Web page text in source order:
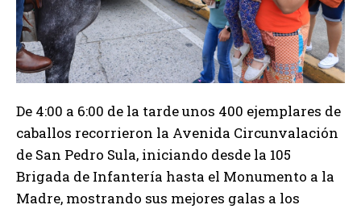
De 4:00 a 6:00 de la tarde unos 400 ejemplares de
caballos recorrieron la Avenida Circunvalación
de San Pedro Sula, iniciando desde la 105
Brigada de Infantería hasta el Monumento a la
Madre, mostrando sus mejores galas a los